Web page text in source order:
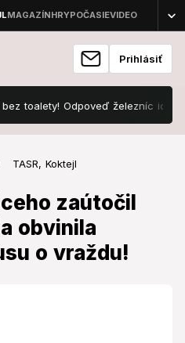
Prihlásiť
Odpoveď železníc ich
TASR, Koktejl
zaútočil
obvinila
o vraždu!
zaútočil
útočníka